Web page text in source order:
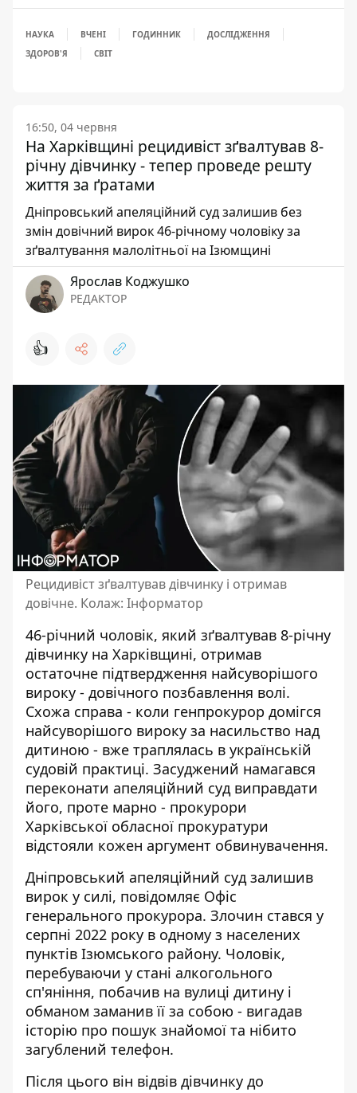
НАУКА ВЧЕНІ ГОДИННИК
ДОСЛІДЖЕННЯ
ЗДОРОВ'Я
СВІТ
16:50, 04 червня
На Харківщині рецидивіст зґвалтував 8-
річну дівчинку - тепер проведе решту
життя за ґратами
Дніпровський апеляційний суд залишив без
змін довічний вирок 46-річному чоловіку за
зґвалтування малолітньої на Ізюмщині
Ярослав Коджушко
РЕДАКТОР
👍
Рецидивіст зґвалтував дівчинку і отримав
довічне. Колаж: Інформатор
46-річний чоловік, який зґвалтував 8-річну
дівчинку на Харківщині, отримав
остаточне підтвердження найсуворішого
вироку - довічного позбавлення волі.
Схожа справа - коли генпрокурор домігся
найсуворішого вироку за насильство над
дитиною - вже траплялась в українській
судовій практиці. Засуджений намагався
переконати апеляційний суд виправдати
його, проте марно - прокурори
Харківської обласної прокуратури
відстояли кожен аргумент обвинувачення.
Дніпровський апеляційний суд залишив
вирок у силі, повідомляє Офіс
генерального прокурора. Злочин стався у
серпні 2022 року в одному з населених
пунктів Ізюмського району. Чоловік,
перебуваючи у стані алкогольного
сп'яніння, побачив на вулиці дитину і
обманом заманив її за собою - вигадав
історію про пошук знайомої та нібито
загублений телефон.
Після цього він відвів дівчинку до